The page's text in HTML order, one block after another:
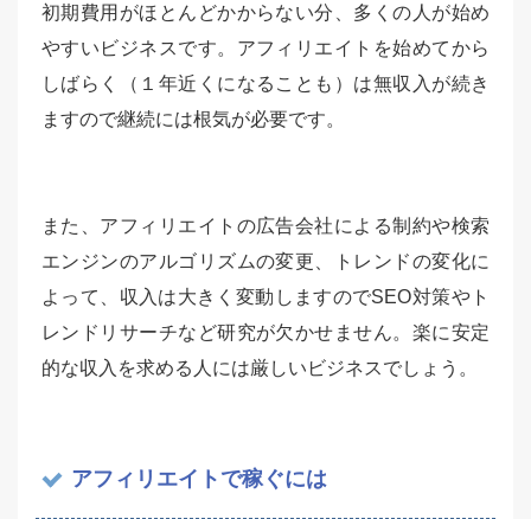
初期費用がほとんどかからない分、多くの人が始め
やすいビジネスです。アフィリエイトを始めてから
しばらく（１年近くになることも）は無収入が続き
ますので継続には根気が必要です。
また、アフィリエイトの広告会社による制約や検索
エンジンのアルゴリズムの変更、トレンドの変化に
よって、収入は大きく変動しますのでSEO対策やト
レンドリサーチなど研究が欠かせません。楽に安定
的な収入を求める人には厳しいビジネスでしょう。
アフィリエイトで稼ぐには